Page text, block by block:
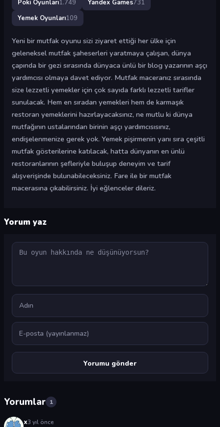
Poki Oyunları1.749 Yandex Games731
Yemek Oyunları109
Yeni bir mutfak oyunu sizi ziyaret ettiği her ülke için
geleneksel mutfak şaheserleri yaratmaya çalışan, dünya
çapında bir gezi sırasında dünyaca ünlü bir blog yazarının aşçı
yardımcısı olmaya davet ediyor. Mutfak maceranız sırasında
size lezzetli yemekler için çok sayıda farklı lezzetli tarifler
sunulacak. Hem en sıradan yemekleri hem de karmaşık
restoran yemeklerini hazırlayacaksınız, ne mutlu ki dünya
mutfağının ustalarından birinin aşçı yardımcısısınız,
endişelenmenize gerek yok. Yemek pişirmenin yanı sıra çeşitli
mutfak gösterilerine katılacak, hatta dünyanın en ünlü
restoranlarının şefleriyle buluşup deneyim ve tarif
alışverişinde bulunabileceksiniz. Fare ile bir mutfak
macerasına çıkabilirsiniz. İyi eğlenceler dileriz.
Yorum yaz
Yorum
Ad
E-posta
Yorumlar 1
x3 yıl önce